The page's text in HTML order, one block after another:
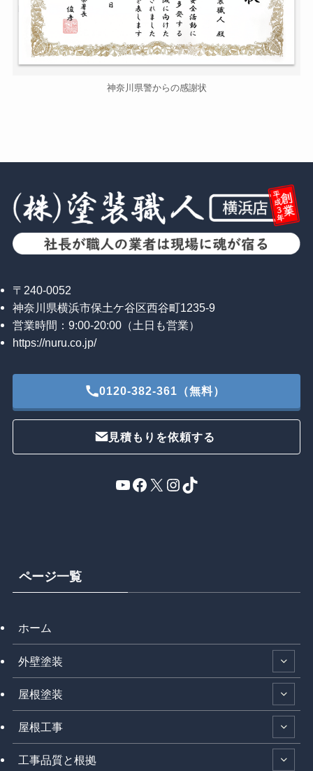
神奈川県警からの感謝状
〒240-0052
神奈川県横浜市保土ケ谷区西谷町1235-9
営業時間：9:00-20:00（土日も営業）
https://nuru.co.jp/
0120-382-361（無料）
見積もりを依頼する
YouTube
Facebook
X Instagram
TikTok
ページ一覧
ホーム
外壁塗装
屋根塗装
屋根工事
工事品質と根拠